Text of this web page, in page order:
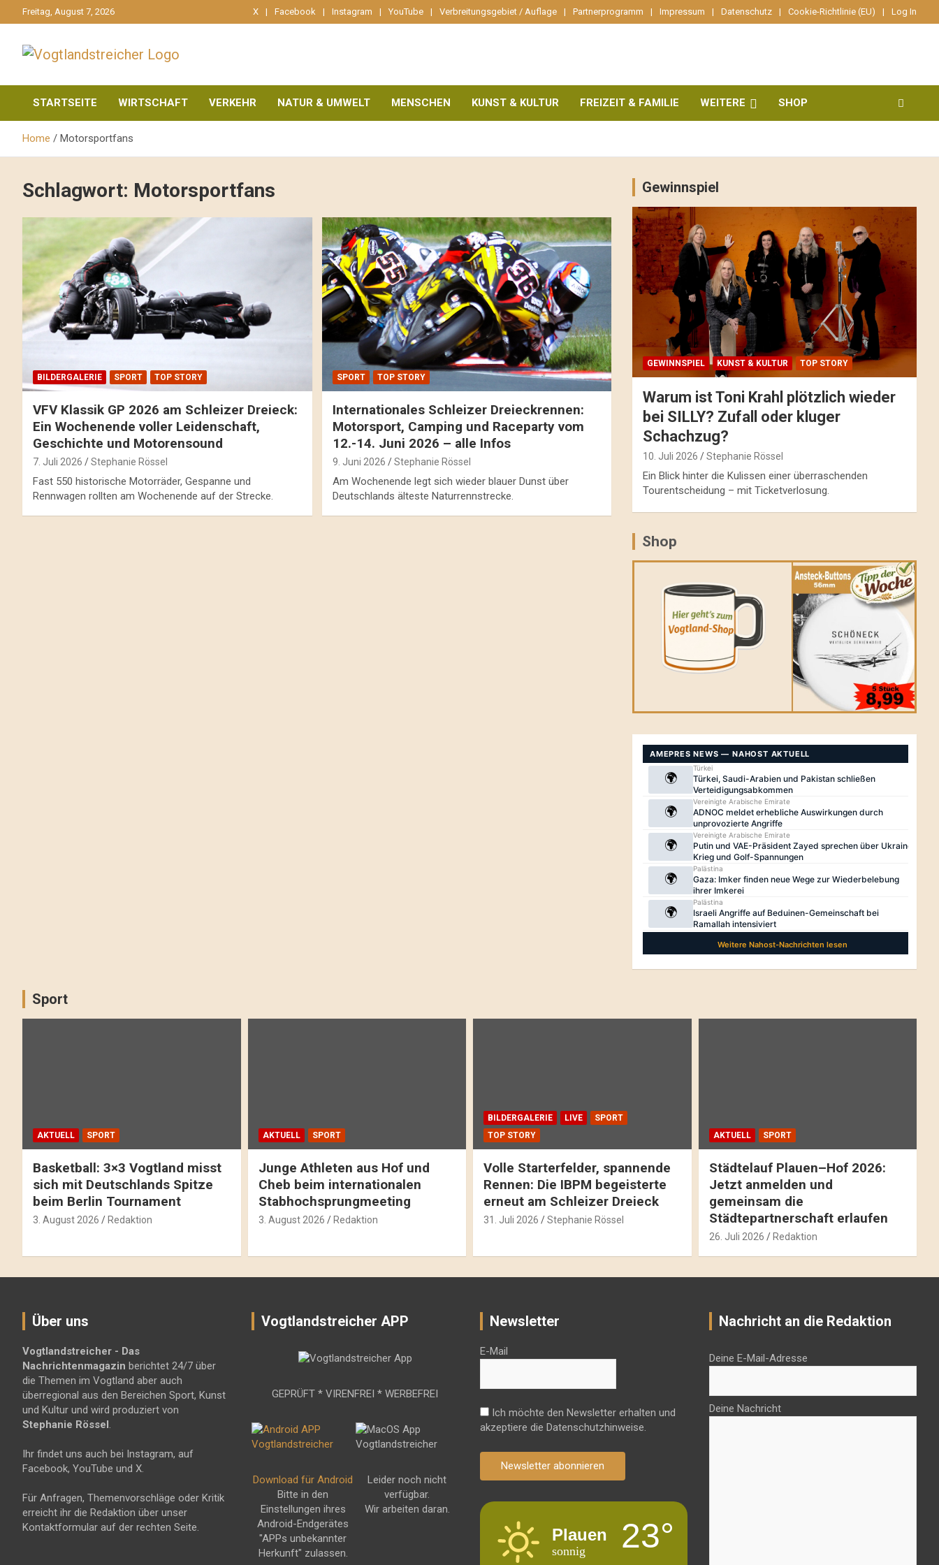
zum
Freitag, August 7, 2026 X Facebook Instagram YouTube Verbreitungsgebiet / Auflage Partnerprogramm Impressum Datenschutz Cookie-Richtlinie (EU) Log In
Vogtlandstreicher
STARTSEITE WIRTSCHAFT VERKEHR NATUR & UMWELT MENSCHEN KUNST & KULTUR FREIZEIT & FAMILIE WEITERE SHOP
Home Motorsportfans
Schlagwort: Motorsportfans
BILDERGALERIE SPORT TOP STORY
VFV Klassik GP 2026 am Schleizer Dreieck:
Ein Wochenende voller Leidenschaft,
Geschichte und Motorensound
7. Juli 2026 Stephanie Rössel
Fast 550 historische Motorräder, Gespanne und
Rennwagen rollten am Wochenende auf der Strecke.
SPORT TOP STORY
Internationales Schleizer Dreieckrennen:
Motorsport, Camping und Raceparty vom
12.-14. Juni 2026 – alle Infos
9. Juni 2026 Stephanie Rössel
Am Wochenende legt sich wieder blauer Dunst über
Deutschlands älteste Naturrennstrecke.
Gewinnspiel
GEWINNSPIEL KUNST & KULTUR TOP STORY
Warum ist Toni Krahl plötzlich wieder
bei SILLY? Zufall oder kluger
Schachzug?
10. Juli 2026 Stephanie Rössel
Ein Blick hinter die Kulissen einer überraschenden
Tourentscheidung – mit Ticketverlosung.
Shop
Sport
AKTUELL SPORT
Basketball: 3×3 Vogtland misst
sich mit Deutschlands Spitze
beim Berlin Tournament
3. August 2026 Redaktion
AKTUELL SPORT
Junge Athleten aus Hof und
Cheb beim internationalen
Stabhochsprungmeeting
3. August 2026 Redaktion
BILDERGALERIE LIVE
SPORT
TOP STORY
Volle Starterfelder, spannende
Rennen: Die IBPM begeisterte
erneut am Schleizer Dreieck
31. Juli 2026 Stephanie Rössel
AKTUELL SPORT
Städtelauf Plauen–Hof 2026:
Jetzt anmelden und
gemeinsam die
Städtepartnerschaft erlaufen
26. Juli 2026 Redaktion
Über uns
Vogtlandstreicher - Das
Nachrichtenmagazin berichtet 24/7 über
die Themen im Vogtland aber auch
überregional aus den Bereichen Sport, Kunst
und Kultur und wird produziert von
Stephanie Rössel .
Ihr findet uns auch bei Instagram, auf
Facebook, YouTube und X.
Für Anfragen, Themenvorschläge oder Kritik
erreicht ihr die Redaktion über unser
Kontaktformular auf der rechten Seite.
Vogtlandstreicher APP
GEPRÜFT * VIRENFREI * WERBEFREI
Download für Android
Bitte in den
Einstellungen ihres
Android-Endgerätes
"APPs unbekannter
Herkunft" zulassen.
Leider noch nicht
verfügbar.
Wir arbeiten daran.
Newsletter
E-Mail
Ich möchte den Newsletter erhalten und
akzeptiere die Datenschutzhinweise.
Newsletter abonnieren
Plauen
sonnig 23°
Nachricht an die Redaktion
Deine E-Mail-Adresse
Deine Nachricht